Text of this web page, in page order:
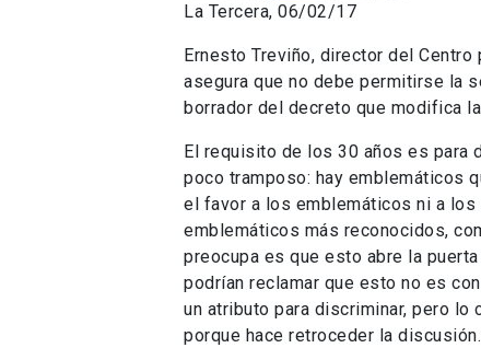
La Tercera, 06/02/17
Ernesto Treviño, director del Centro
asegura que no debe permitirse la
borrador del decreto que modifica
El requisito de los 30 años es para
poco tramposo: hay emblemáticos
el favor a los emblemáticos ni a
emblemáticos más reconocidos,
preocupa es que esto abre la
podrían reclamar que esto no es
un atributo para discriminar, pero
porque hace retroceder la discusión.